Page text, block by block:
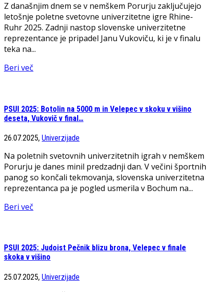
Z današnjim dnem se v nemškem Porurju zaključujejo
letošnje poletne svetovne univerzitetne igre Rhine-
Ruhr 2025. Zadnji nastop slovenske univerzitetne
reprezentance je pripadel Janu Vukoviču, ki je v finalu
teka na...
Beri več
PSUI 2025: Botolin na 5000 m in Velepec v skoku v višino
deseta, Vukovič v final…
26.07.2025, Univerzijade
Na poletnih svetovnih univerzitetnih igrah v nemškem
Porurju je danes minil predzadnji dan. V večini športnih
panog so končali tekmovanja, slovenska univerzitetna
reprezentanca pa je pogled usmerila v Bochum na...
Beri več
PSUI 2025: Judoist Pečnik blizu brona, Velepec v finale
skoka v višino
25.07.2025, Univerzijade